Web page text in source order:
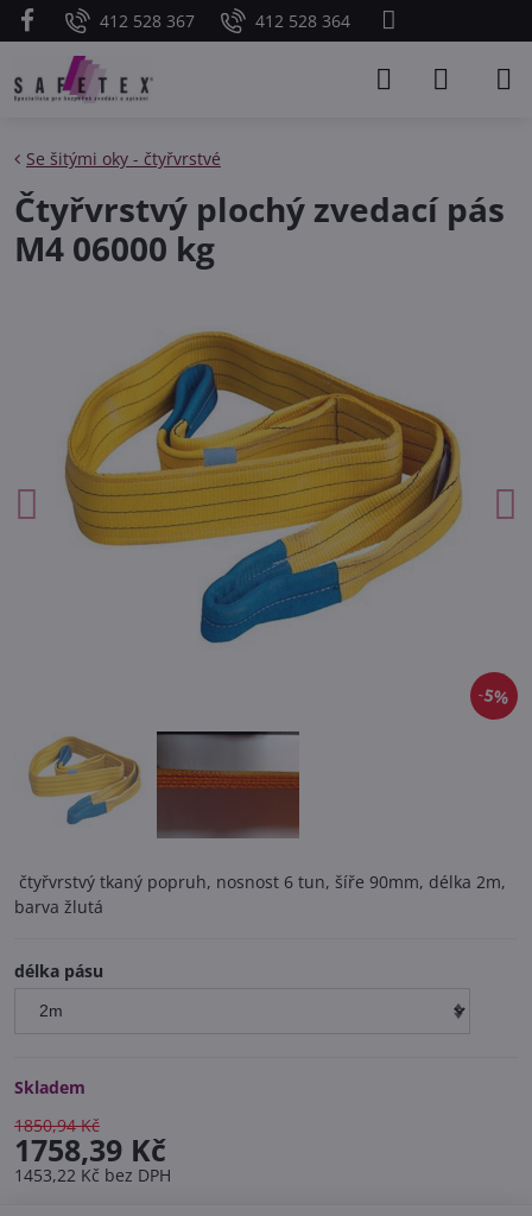
412 528 367 412 528 364
5%
Se šitými oky - čtyřvrstvé
Čtyřvrstvý plochý zvedací pás
M4 06000 kg
čtyřvrstvý tkaný popruh, nosnost 6 tun, šíře 90mm, délka 2m,
barva žlutá
délka pásu
Skladem
1850,94 Kč
1758,39 Kč
1453,22 Kč bez DPH